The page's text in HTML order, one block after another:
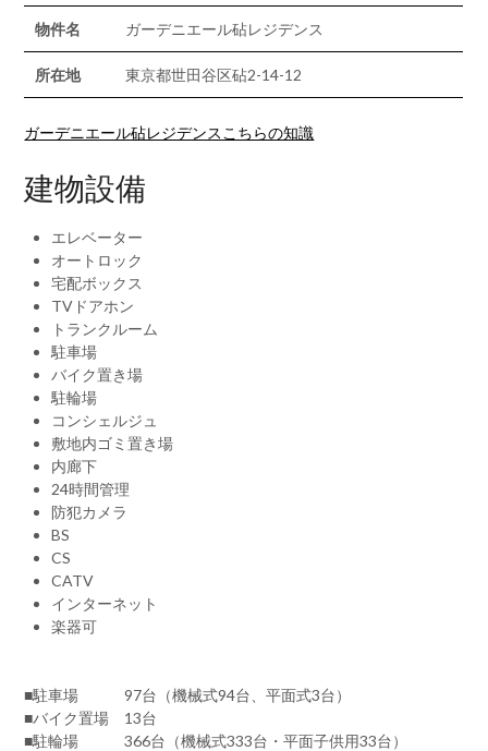
物件名 ガーデニエール砧レジデンス
所在地 東京都世田谷区砧2-14-12
ガーデニエール砧レジデンスこちらの知識
建物設備
エレベーター
オートロック
宅配ボックス
TVドアホン
トランクルーム
駐車場
バイク置き場
駐輪場
コンシェルジュ
敷地内ゴミ置き場
内廊下
24時間管理
防犯カメラ
BS
CS
CATV
インターネット
楽器可
■駐車場 97台（機械式94台、平面式3台）
■バイク置場 13台
■駐輪場 366台（機械式333台・平面子供用33台）